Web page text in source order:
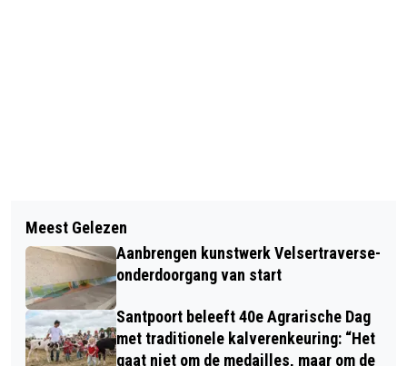
BEVERWIJKSE JEUGD WEER MASSAAL
OP DE BEEN TIJDENS AVOND4DAAGSE
DEZE MAAND DUBBEL FEEST IN
BEVERWIJK: 750 JAAR MARKTRECHT
ÉN JAARLIJKS STADSFEEST:
Meest Gelezen
Aanbrengen kunstwerk Velsertraverse-
onderdoorgang van start
Santpoort beleeft 40e Agrarische Dag
met traditionele kalverenkeuring: “Het
gaat niet om de medailles, maar om de